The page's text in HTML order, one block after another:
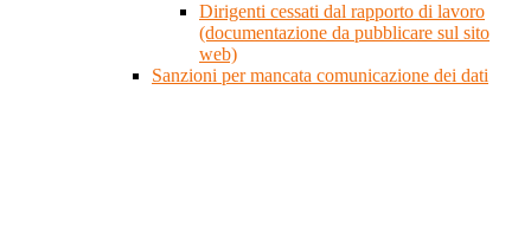
Dirigenti cessati dal rapporto di lavoro
(documentazione da pubblicare sul sito
web)
Sanzioni per mancata comunicazione dei dati